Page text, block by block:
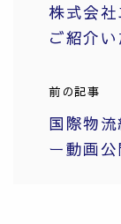
株式会
ご紹介
前の記事
国際物
ー動画公